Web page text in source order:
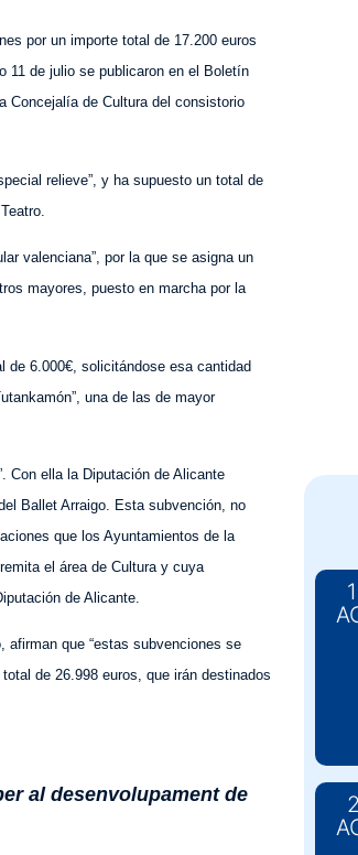
por un importe total de 17.200 euros
11 de julio se publicaron en el Boletín
Concejalía de Cultura del consistorio
relieve”, y ha supuesto un total de
valenciana”, por la que se asigna un
mayores, puesto en marcha por la
de 6.000€, solicitándose esa cantidad
una de las de mayor
Con ella la Diputación de Alicante
Ballet Arraigo. Esta subvención, no
que los Ayuntamientos de la
el área de Cultura y cuya
de Alicante.
afirman que “estas subvenciones se
de 26.998 euros, que irán destinados
al desenvolupament de